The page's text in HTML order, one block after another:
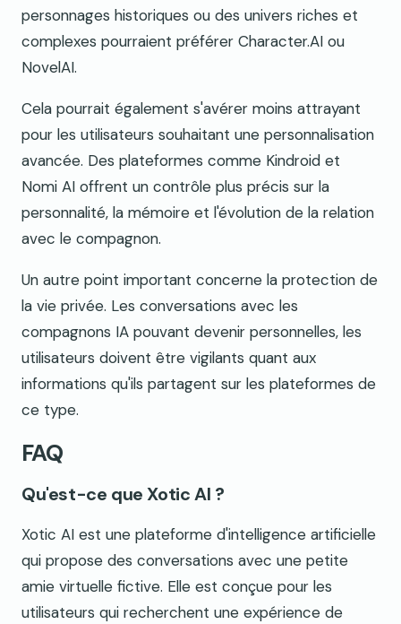
personnages historiques ou des univers riches et
complexes pourraient préférer Character.AI ou
NovelAI.
Cela pourrait également s'avérer moins attrayant
pour les utilisateurs souhaitant une personnalisation
avancée. Des plateformes comme Kindroid et
Nomi AI offrent un contrôle plus précis sur la
personnalité, la mémoire et l'évolution de la relation
avec le compagnon.
Un autre point important concerne la protection de
la vie privée. Les conversations avec les
compagnons IA pouvant devenir personnelles, les
utilisateurs doivent être vigilants quant aux
informations qu'ils partagent sur les plateformes de
ce type.
FAQ
Qu'est-ce que Xotic AI ?
Xotic AI est une plateforme d'intelligence artificielle
qui propose des conversations avec une petite
amie virtuelle fictive. Elle est conçue pour les
utilisateurs qui recherchent une expérience de